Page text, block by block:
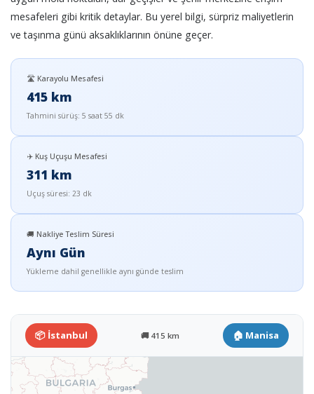
mesafeleri gibi kritik detaylar. Bu yerel bilgi, sürpriz maliyetlerin
ve taşınma günü aksaklıklarının önüne geçer.
🛣️ Karayolu Mesafesi
415 km
Tahmini sürüş: 5 saat 55 dk
✈️ Kuş Uçuşu Mesafesi
311 km
Uçuş süresi: 23 dk
🚚 Nakliye Teslim Süresi
Aynı Gün
Yükleme dahil genellikle aynı günde teslim
📦 İstanbul 🚚 415 km 🏠 Manisa